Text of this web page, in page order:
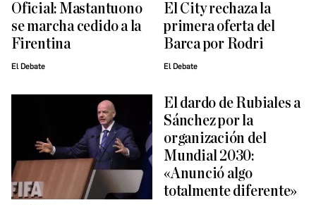
Oficial: Mastantuono
se marcha cedido a la
Firentina
El Debate
El City rechaza la
primera oferta del
Barca por Rodri
El Debate
El dardo de Rubiales a
Sánchez por la
organización del
Mundial 2030:
«Anunció algo
totalmente diferente»